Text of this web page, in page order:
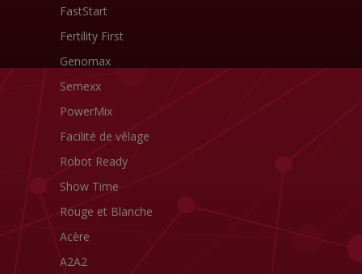
FastStart
Fertility First
Genomax
Semexx
PowerMix
Facilité de vêlage
Robot Ready
Show Time
Rouge et Blanche
Acère
A2A2